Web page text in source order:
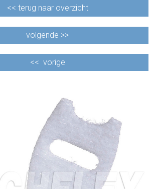
<< terug naar overzicht
volgende >>
<< vorige